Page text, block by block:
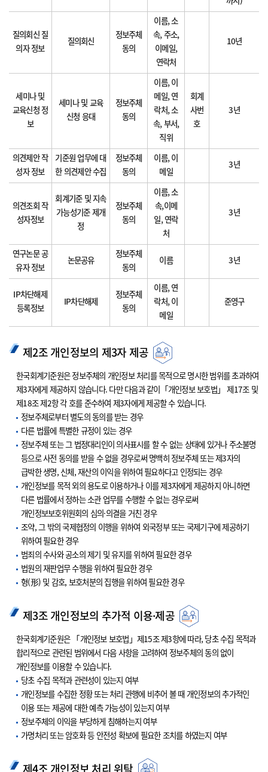
질의회신 질
의자 정보
질의회신
정보주체
동의
이름, 소
속, 주소,
이메일,
연락처
10년
세미나 및
교육신청 정
보
세미나 및 교육
신청 응대
정보주체
동의
이름, 이
메일, 연
락처, 소
속, 부서,
직위
회계
사번
호
3년
의견제안 작
성자 정보
기준원 업무에 대
한 의견제안 수집
정보주체
동의
이름, 이
메일
3년
의견조회 작
성자정보
회계기준 및 지속
가능성기준 제개
정
정보주체
동의
이름, 소
속,이메
일, 연락
처
3년
연구논문 공
유자 정보
논문공유
정보주체
동의
이름 3년
IP차단해제
등록정보
IP차단해제
정보주체
동의
이름, 연
락처, 이
메일
준영구
제2조 개인정보의 제3자 제공
한국회계기준원은 정보주체의 개인정보 처리를 목적으로 명시한 범위를 초과하여
제3자에게 제공하지 않습니다. 다만 다음과 같이「개인정보 보호법」 제17조 및
제18조 제2항 각 호를 준수하여 제3자에게 제공할 수 있습니다.
정보주체로부터 별도의 동의를 받는 경우
다른 법률에 특별한 규정이 있는 경우
정보주체 또는 그 법정대리인이 의사표시를 할 수 없는 상태에 있거나 주소불명
등으로 사전 동의를 받을 수 없을 경우로써 명백히 정보주체 또는 제3자의
급박한 생명, 신체, 재산의 이익을 위하여 필요하다고 인정되는 경우
개인정보를 목적 외의 용도로 이용하거나 이를 제3자에게 제공하지 아니하면
다른 법률에서 정하는 소관 업무를 수행할 수 없는 경우로써
개인정보보호위원회의 심의·의결을 거친 경우
조약, 그 밖의 국제협정의 이행을 위하여 외국정부 또는 국제기구에 제공하기
위하여 필요한 경우
범죄의 수사와 공소의 제기 및 유지를 위하여 필요한 경우
법원의 재판업무 수행을 위하여 필요한 경우
형(形) 및 감호, 보호처분의 집행을 위하여 필요한 경우
제3조 개인정보의 추가적 이용·제공
한국회계기준원은 「개인정보 보호법」제15조 제3항에 따라, 당초 수집 목적과
합리적으로 관련된 범위에서 다음 사항을 고려하여 정보주체의 동의 없이
개인정보를 이용할 수 있습니다.
당초 수집 목적과 관련성이 있는지 여부
개인정보를 수집한 정황 또는 처리 관행에 비추어 볼 때 개인정보의 추가적인
이용 또는 제공에 대한 예측 가능성이 있는지 여부
정보주체의 이익을 부당하게 침해하는지 여부
가명처리 또는 암호화 등 안전성 확보에 필요한 조치를 하였는지 여부